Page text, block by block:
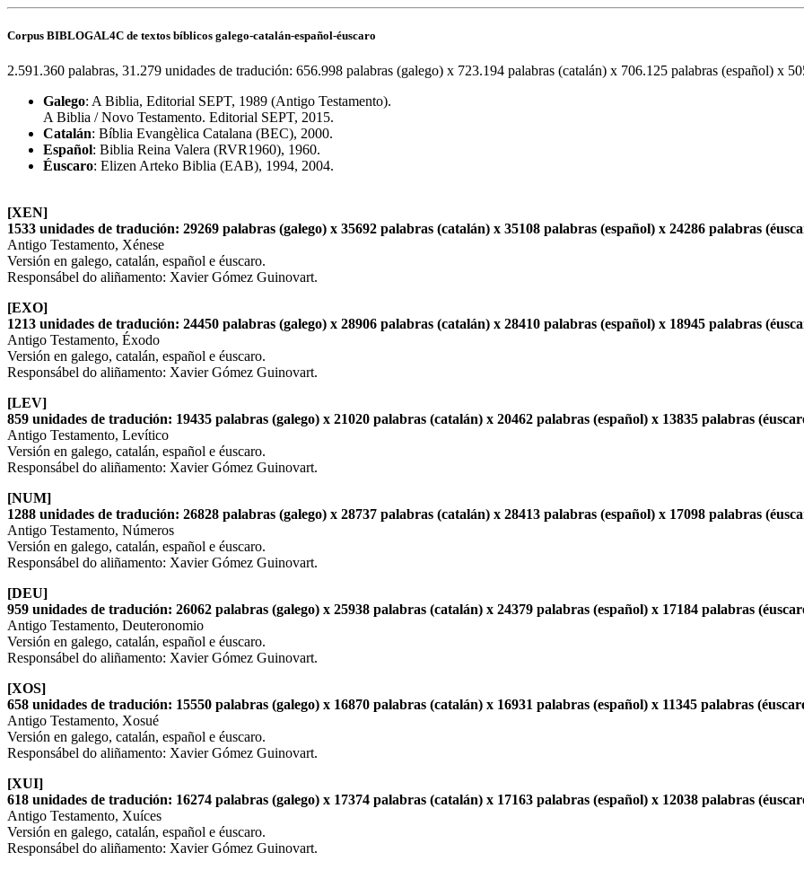
Corpus BIBLOGAL4C de textos bíblicos galego-catalán-español-éuscaro
2.591.360 palabras, 31.279 unidades de tradución: 656.998 palabras (galego) x 723.194 palabras (catalán) x 706.125 palabras (español) x
Galego: A Biblia, Editorial SEPT, 1989 (Antigo Testamento).
A Biblia / Novo Testamento. Editorial SEPT, 2015.
Catalán: Bíblia Evangèlica Catalana (BEC), 2000.
Español: Biblia Reina Valera (RVR1960), 1960.
Éuscaro: Elizen Arteko Biblia (EAB), 1994, 2004.
[XEN]
1533 unidades de tradución: 29269 palabras (galego) x 35692 palabras (catalán) x 35108 palabras (español) x 24286 palabras
Antigo Testamento, Xénese
Versión en galego, catalán, español e éuscaro.
Responsábel do aliñamento: Xavier Gómez Guinovart.
[EXO]
1213 unidades de tradución: 24450 palabras (galego) x 28906 palabras (catalán) x 28410 palabras (español) x 18945 palabras
Antigo Testamento, Éxodo
Versión en galego, catalán, español e éuscaro.
Responsábel do aliñamento: Xavier Gómez Guinovart.
[LEV]
859 unidades de tradución: 19435 palabras (galego) x 21020 palabras (catalán) x 20462 palabras (español) x 13835 palabras
Antigo Testamento, Levítico
Versión en galego, catalán, español e éuscaro.
Responsábel do aliñamento: Xavier Gómez Guinovart.
[NUM]
1288 unidades de tradución: 26828 palabras (galego) x 28737 palabras (catalán) x 28413 palabras (español) x 17098 palabras
Antigo Testamento, Números
Versión en galego, catalán, español e éuscaro.
Responsábel do aliñamento: Xavier Gómez Guinovart.
[DEU]
959 unidades de tradución: 26062 palabras (galego) x 25938 palabras (catalán) x 24379 palabras (español) x 17184 palabras
Antigo Testamento, Deuteronomio
Versión en galego, catalán, español e éuscaro.
Responsábel do aliñamento: Xavier Gómez Guinovart.
[XOS]
658 unidades de tradución: 15550 palabras (galego) x 16870 palabras (catalán) x 16931 palabras (español) x 11345 palabras
Antigo Testamento, Xosué
Versión en galego, catalán, español e éuscaro.
Responsábel do aliñamento: Xavier Gómez Guinovart.
[XUI]
618 unidades de tradución: 16274 palabras (galego) x 17374 palabras (catalán) x 17163 palabras (español) x 12038 palabras
Antigo Testamento, Xuíces
Versión en galego, catalán, español e éuscaro.
Responsábel do aliñamento: Xavier Gómez Guinovart.